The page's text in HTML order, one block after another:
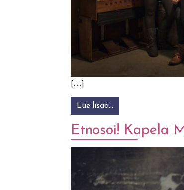
[…]
Lue lisää…
Etnosoi! Kapela